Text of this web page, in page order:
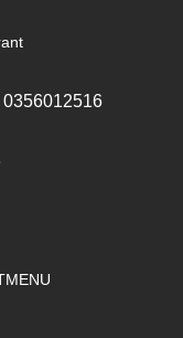
0356012516 ‎